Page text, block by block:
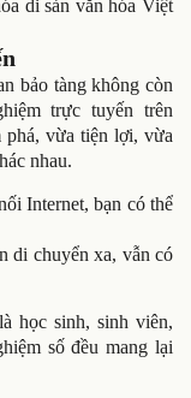
di sản văn hóa Việt
bảo tàng không còn
trực tuyến trên
phá, vừa tiện lợi, vừa
nhau.
Internet, bạn có thể
di chuyển xa, vẫn có
học sinh, sinh viên,
số đều mang lại